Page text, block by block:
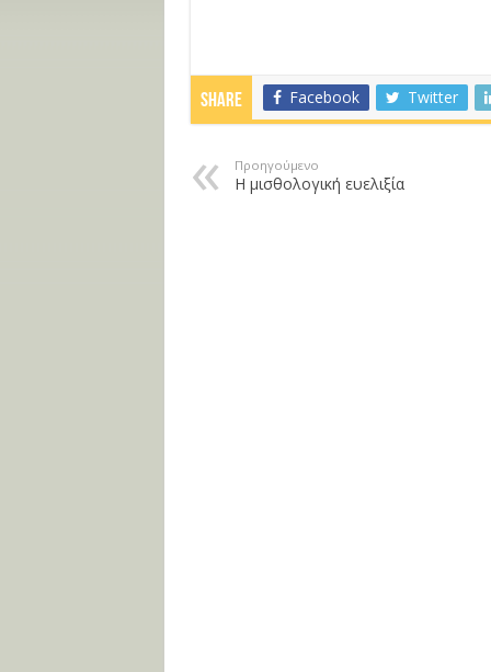
Share Facebook Twitter
Προηγούμενο
Η μισθολογική ευελιξία